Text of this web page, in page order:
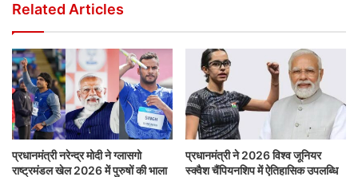
Related Articles
प्रधानमंत्री नरेन्द्र मोदी ने ग्लासगो
राष्ट्रमंडल खेल 2026 में पुरुषों की भाला
प्रधानमंत्री ने 2026 विश्व जूनियर
स्क्वैश चैंपियनशिप में ऐतिहासिक उपलब्धि